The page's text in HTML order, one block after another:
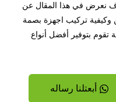
نعرض في هذا المقال عن
تركيب اجهزة بصمة
بتوفير أفضل أنواع
أبعتلنا رساله